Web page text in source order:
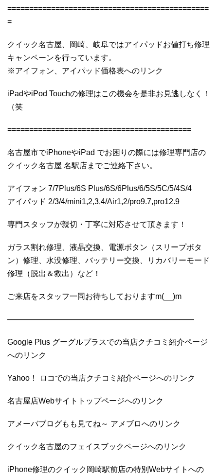
==============================================
=
クイック名古屋、岡崎、岐阜ではアイパッドお値打ち修理
キャンペーンを行っています。
※アイフォン、アイパッド価格表へのリンク
iPadやiPod Touchの修理はこの機会を是非お見逃しなく！
（笑
==========================================
名古屋市でiPhoneやiPad でお困りの際には修理専門店の
クイック名古屋 名駅店までご連絡下さい。
アイフォン 7/7Plus/6S Plus/6S/6Plus/6/5S/5C/5/4S/4
アイパッド 2/3/4/mini1,2,3,4/Air1,2/pro9.7,pro12.9
専門スタッフが親切・丁寧に対応させて頂きます！
ガラス割れ修理、液晶交換、電源ボタン（スリープボタ
ン）修理、水没修理、バッテリー交換、リカバリーモード
修理（脱出＆救出）など！
ご来店をスタッフ一同お待ちしておりますm(__)m
————————————————————————
Google Plus グーグルプラスでの当店クチコミ紹介ページ
へのリンク
Yahoo！ ロコでの当店クチコミ紹介ページへのリンク
名古屋店Webサイトトップページへのリンク
アメーバブログもも見てね～ アメブロへのリンク
クイック名古屋のフェイスブックページへのリンク
iPhone修理のクイック岡崎駅前店の特別Webサイトへの